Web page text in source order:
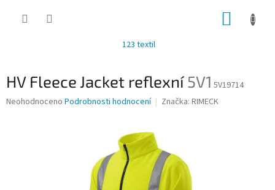
123 textil
HV Fleece Jacket reflexní5V1 5V19714
Průměrné
Neohodnoceno Podrobnosti hodnocení Značka: RIMECK